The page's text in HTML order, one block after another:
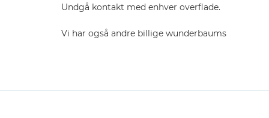
Undgå kontakt med enhver overflade.
Vi har også andre billige wunderbaums